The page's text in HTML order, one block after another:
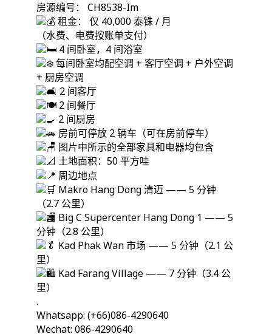
房源编号： CH8538-Im
租金： 仅 40,000 泰铢 / 月
（水费、电费按账单支付）
4 间卧室，4 间浴室
每间卧室均配空调 + 客厅空调 + 户外空调
+ 厨房空调
2 间客厅
2 间餐厅
2 间厨房
房前可停放 2 辆车（可在房前停车）
图片中所示的全部家具和电器均包含
土地面积：50 平方哇
周边地点
Makro Hang Dong 清迈 —— 5 分钟
（2.7 公里）
Big C Supercenter Hang Dong 1 —— 5
分钟（2.8 公里）
Kad Phak Wan 市场 —— 5 分钟（2.1 公
里）
Kad Farang Village —— 7 分钟（3.4 公
里）
.
Whatsapp: (+66)086-4290640
Wechat: 086-4290640